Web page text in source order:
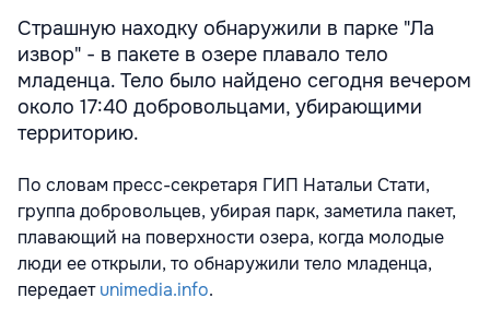
Страшную находку обнаружили в парке "Ла
извор" - в пакете в озере плавало тело
младенца. Тело было найдено сегодня вечером
около 17:40 добровольцами, убирающими
территорию.
По словам пресс-секретаря ГИП Натальи Стати,
группа добровольцев, убирая парк, заметила пакет,
плавающий на поверхности озера, когда молодые
люди ее открыли, то обнаружили тело младенца,
передаетunimedia.info.